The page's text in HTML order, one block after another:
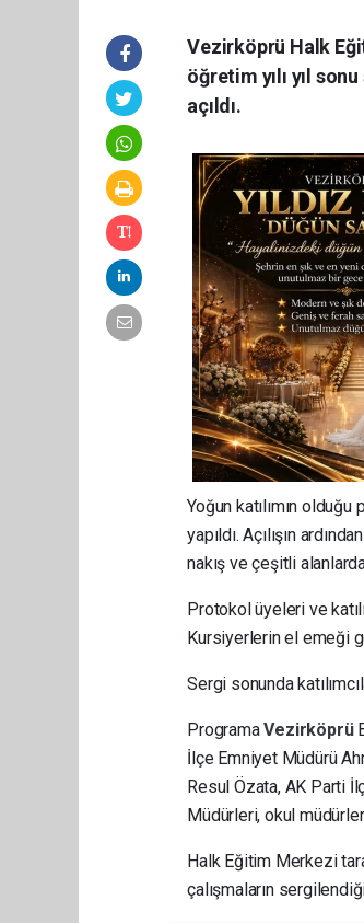
Vezirköprü Halk
öğretim yılı yıl
açıldı.
Yoğun katılımın
yapıldı. Açılışın
nakış ve çeşitli
Protokol üyeleri ve
Kursiyerlerin el emeği
Sergi sonunda
ProgramaVezirköprü
İlçe Emniyet Müdürü
Resul Özata, AK Parti
Müdürleri, okul
Halk Eğitim Merkezi
çalışmaların